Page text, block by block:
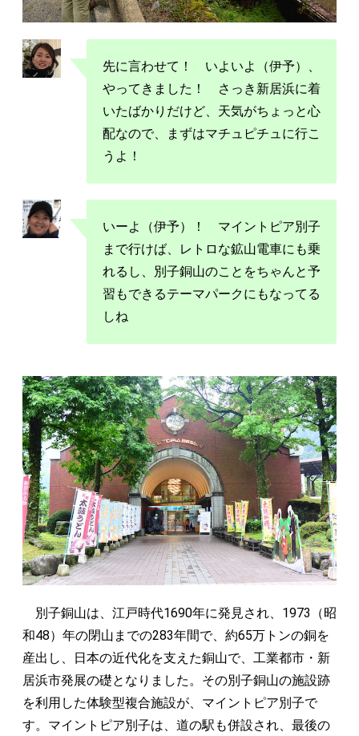
先に言わせて！ いよいよ（伊予）、
やってきました！ さっき新居浜に着
いたばかりだけど、天気がちょっと心
配なので、まずはマチュピチュに行こ
うよ！
いーよ（伊予）！ マイントピア別子
まで行けば、レトロな鉱山電車にも乗
れるし、別子銅山のことをちゃんと予
習もできるテーマパークにもなってる
しね
別子銅山は、江戸時代1690年に発見され、1973（昭
和48）年の閉山までの283年間で、約65万トンの銅を
産出し、日本の近代化を支えた銅山で、工業都市・新
居浜市発展の礎となりました。その別子銅山の施設跡
を利用した体験型複合施設が、マイントピア別子で
す。マイントピア別子は、道の駅も併設され、最後の